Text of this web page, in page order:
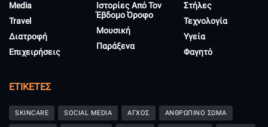
Media
Travel
Διατροφή
Επιχειρήσεις
Ιστορίες Από Τον
Έβδομο Όροφο
Μουσική
Παράξενα
Στήλες
Τεχνολογία
Υγεία
Φαγητό
ΕΤΙΚΈΤΕΣ
SKINCARE SOCIAL MEDIA ΑΓΧΟΣ ΑΝΘΡΩΠΙΝΟ ΣΩΜΑ